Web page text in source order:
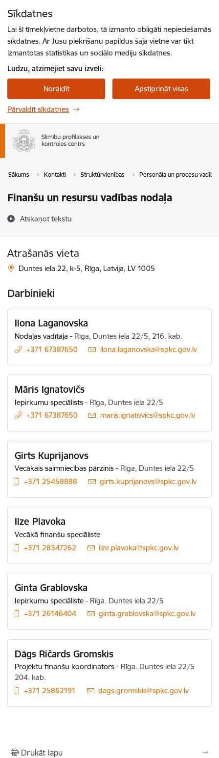
Sīkdatnes
Lai šī tīmekļvietne darbotos, tā izmanto obligāti nepieciešamās
sīkdatnes. Ar Jūsu piekrišanu papildus šajā vietnē var tikt
izmantotas statistikas un sociālo mediju sīkdatnes.
Lūdzu, atzīmējiet savu izvēli:
Noraidīt Apstiprināt visas
Pārvaldīt sīkdatnes
Sākums Kontakti Struktūrvienības Personāla un procesu
Finanšu un resursu vadības nodaļa
Atskaņot tekstu
Atrašanās vieta
Duntes iela 22, k-5, Rīga, Latvija, LV 1005
Darbinieki
Ilona Laganovska
Nodaļas vadītāja - Rīga, Duntes iela 22/5, 216. kab.
+371 67387650
E-pasts:
ilona.laganovska@spkc.gov.lv
Māris Ignatovičs
Iepirkumu speciālists - Rīga, Duntes iela 22/5
+371 67387650
E-pasts:
maris.ignatovics@spkc.gov.lv
Ģirts Kuprijanovs
Vecākais saimniecības pārzinis - Rīga, Duntes iela 22/5
+371 25458888
E-pasts:
girts.kuprijanovs@spkc.gov.lv
Ilze Plavoka
Vecākā finanšu speciāliste
+371 28347262
E-pasts:
ilze.plavoka@spkc.gov.lv
Ginta Grablovska
Iepirkumu speciāliste - Rīga. Duntes iela 22/5
+371 26146404
E-pasts:
ginta.grablovska@spkc.gov.lv
Dāgs Ričards Gromskis
Projektu finanšu koordinators - Rīga. Duntes iela 22/5
204. kab.
+371 25862191
E-pasts:
dags.gromskis@spkc.gov.lv
Drukāt lapu